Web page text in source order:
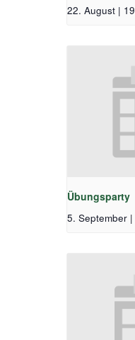
22. August |
Übungsparty
5. September